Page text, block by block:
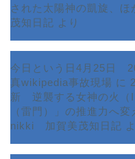
された太陽神の凱旋、
茂知日記 より
今日という日4月25日
真wikipedia事故現場 に
新 逆襲する女神の火
（雷門）」の推進力へ
nikki 加賀美茂知日記